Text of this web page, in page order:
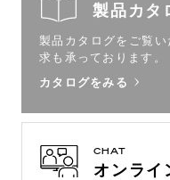
製品カタ
製品カタログをご覧い
求も承っております。
カタログをみる
CHAT
オンライ